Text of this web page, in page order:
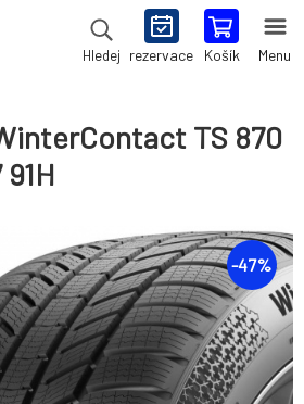
Hledej rezervace Košík Menu
TS 870
-47%